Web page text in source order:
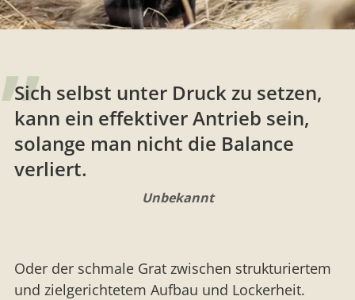
Sich selbst unter Druck zu setzen,
kann ein effektiver Antrieb sein,
solange man nicht die Balance
verliert.
Unbekannt
Oder der schmale Grat zwischen strukturiertem
und zielgerichtetem Aufbau und Lockerheit.